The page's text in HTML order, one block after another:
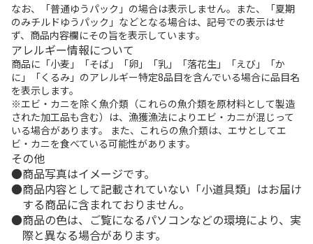
なお、「普通ゆうパック」の場合は表示しません。また、「夏期
のみチルドゆうパック」などとなる場合は、記号での表示はせ
ず、商品内容欄にその旨を表示しています。
アレルギー情報について
商品に「小麦」「そば」「卵」「乳」「落花生」「えび」「か
に」「くるみ」のアレルギー特定8品目を含んでいる場合に品目名
を表示します。
※エビ・カニを除く魚介類（これらの魚介類を原材料として製造
された加工品も含む）は、漁獲漁法によりエビ・カニが混じって
いる場合があります。 また、これらの魚介類は、エサとしてエ
ビ・カニを食べている可能性があります。
その他
商品写真はイメージです。
商品内容として記載されていない「小道具類」はお届け
する商品に含まれておりません。
商品の色は、ご覧になるパソコンなどの環境により、実
際と異なる場合があります。